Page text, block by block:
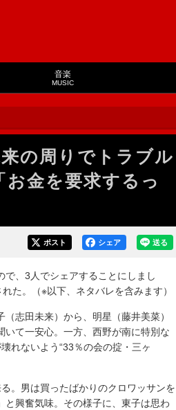
音楽
MUSIC
の周りでトラブル
金を要求するっ
送る
シェア
ポスト
、3人でシェアすることにしまし
た。（※以下、ネタバレを含みます）
志田未来）から、明星（藤井美菜）
いて一安心。一方、西野が南に特別な
れないよう“33％の会の掟・三ヶ
。男は買ったばかりのクロワッサンを
興奮気味。その様子に、東子は思わ